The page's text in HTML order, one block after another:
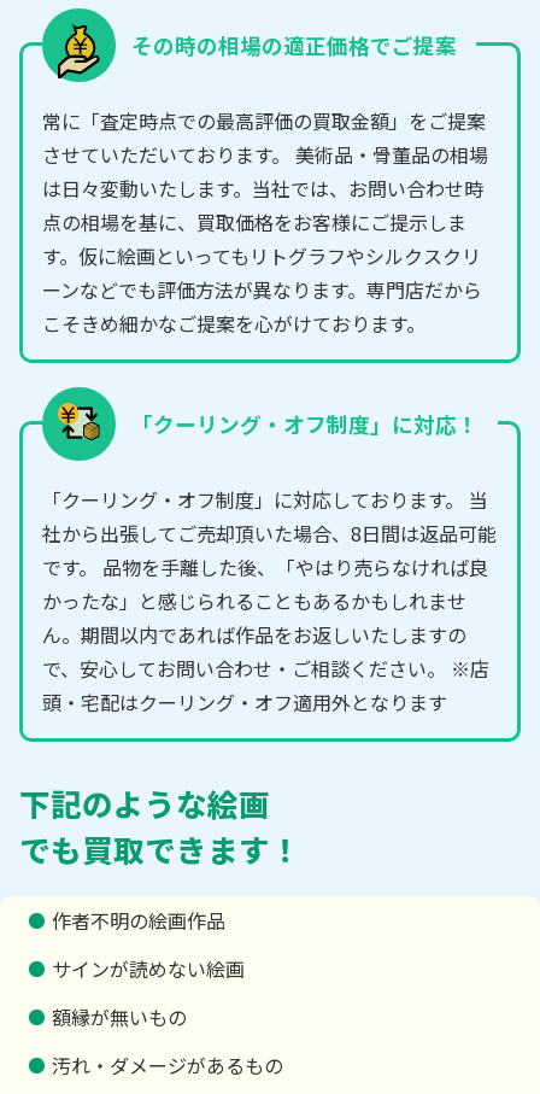
その時の相場の適正価格でご提案
常に「査定時点での最高評価の買取金額」をご提案
させていただいております。 美術品・骨董品の相場
は日々変動いたします。当社では、お問い合わせ時
点の相場を基に、買取価格をお客様にご提示しま
す。仮に絵画といってもリトグラフやシルクスクリ
ーンなどでも評価方法が異なります。専門店だから
こそきめ細かなご提案を心がけております。
「クーリング・オフ制度」に対応！
「クーリング・オフ制度」に対応しております。 当
社から出張してご売却頂いた場合、8日間は返品可能
です。 品物を手離した後、「やはり売らなければ良
かったな」と感じられることもあるかもしれませ
ん。期間以内であれば作品をお返しいたしますの
で、安心してお問い合わせ・ご相談ください。 ※店
頭・宅配はクーリング・オフ適用外となります
下記のような絵画
でも買取できます！
作者不明の絵画作品
サインが読めない絵画
額縁が無いもの
汚れ・ダメージがあるもの